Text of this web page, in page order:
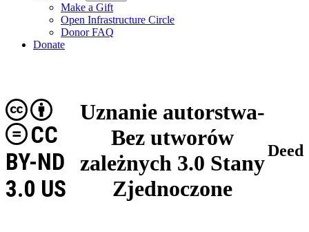
Make a Gift
Open Infrastructure Circle
Donor FAQ
Donate
Uznanie autorstwa-
Bez utworów
zależnych 3.0 Stany
Zjednoczone
CC
BY-ND
3.0 US
Deed